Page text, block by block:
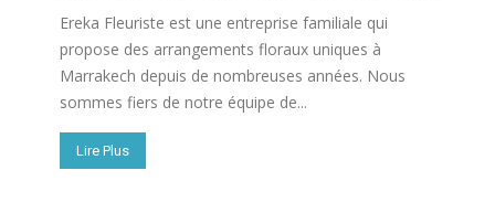
Ereka Fleuriste est une entreprise familiale qui
propose des arrangements floraux uniques à
Marrakech depuis de nombreuses années. Nous
sommes fiers de notre équipe de...
Lire Plus